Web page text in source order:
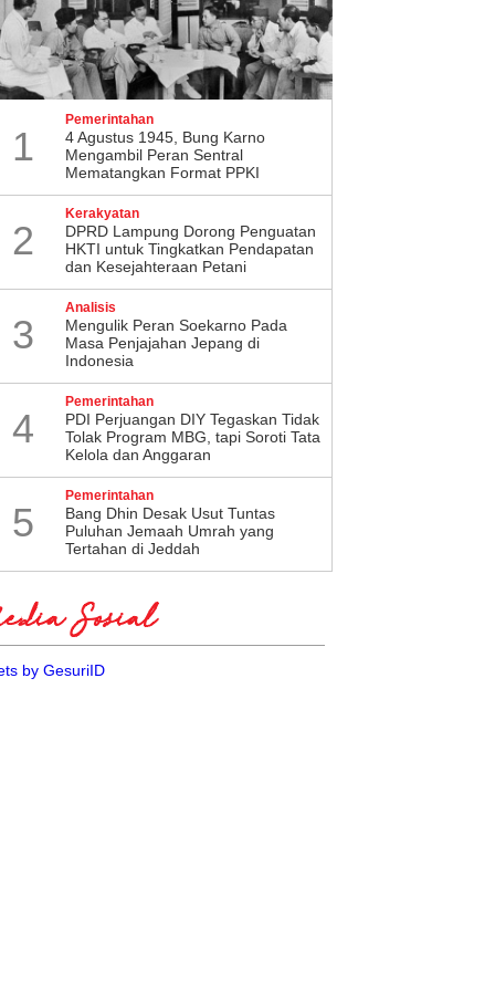
1
Pemerintahan
4 Agustus 1945, Bung Karno
Mengambil Peran Sentral
Mematangkan Format PPKI
2
Kerakyatan
DPRD Lampung Dorong Penguatan
HKTI untuk Tingkatkan Pendapatan
dan Kesejahteraan Petani
3
Analisis
Mengulik Peran Soekarno Pada
Masa Penjajahan Jepang di
Indonesia
4
Pemerintahan
PDI Perjuangan DIY Tegaskan Tidak
Tolak Program MBG, tapi Soroti Tata
Kelola dan Anggaran
5
Pemerintahan
Bang Dhin Desak Usut Tuntas
Puluhan Jemaah Umrah yang
Tertahan di Jeddah
Sosial
by GesuriID